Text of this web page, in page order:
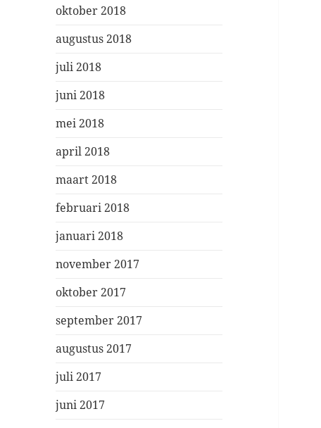
oktober 2018
augustus 2018
juli 2018
juni 2018
mei 2018
april 2018
maart 2018
februari 2018
januari 2018
november 2017
oktober 2017
september 2017
augustus 2017
juli 2017
juni 2017